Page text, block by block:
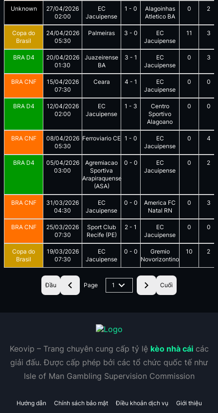
Unknown
27/04/2026
02:00
EC
Jacuipense
1 - 0
Alagoinhas
Atletico BA
0 2
Copa do
Brasil
24/04/2026
05:30
Palmeiras 3 - 0
EC
Jacuipense
11 3
BRA D4
20/04/2026
01:30
Juazeirense
BA
3 - 1
EC
Jacuipense
0 3
BRA CNF
15/04/2026
07:30
Ceara 4 - 1
EC
Jacuipense
0 0
BRA D4
12/04/2026
02:00
EC
Jacuipense
1 - 3
Centro
Sportivo
Alagoano
0 0
BRA CNF
08/04/2026
05:30
Ferroviario CE 1 - 0
EC
Jacuipense
0 4
BRA D4
05/04/2026
03:00
Agremiacao
Sportiva
Arapiraquense
(ASA)
0 - 0
EC
Jacuipense
0 2
BRA CNF
31/03/2026
04:30
EC
Jacuipense
0 - 0
America FC
Natal RN
0 3
BRA CNF
25/03/2026
07:30
Sport Club
Recife (PE)
2 - 1
EC
Jacuipense
0 0
Copa do
Brasil
19/03/2026
07:30
EC
Jacuipense
0 - 0
Gremio
Novorizontino
10 2
Đầu Page 1 Cuối
Keovip – Trang chuyên cung cấp tỷ lệ kèo nhà cáicác
giải đấu. Được cấp phép bởi các tổ chức quốc tế như
Isle of Man Gambling Supervision Commission
Hướng dẫn Chính sách bảo mật Điều khoản dịch vụ Giới thiệu